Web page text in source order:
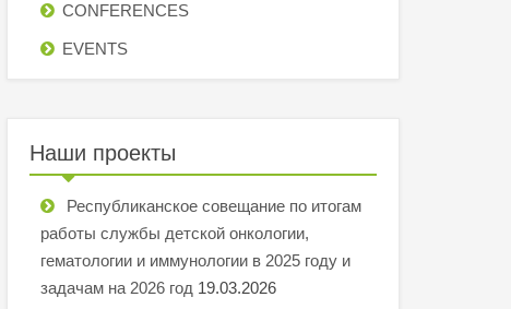
СONFERENCES
EVENTS
Наши проекты
Республиканское совещание по итогам
работы службы детской онкологии,
гематологии и иммунологии в 2025 году и
задачам на 2026 год 19.03.2026